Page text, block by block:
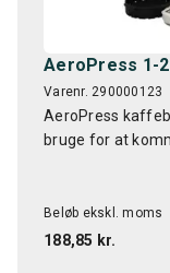
AeroPress 1-2
Varenr. 290000123
AeroPress
bruge for at
Beløb ekskl. moms
188,85 kr.